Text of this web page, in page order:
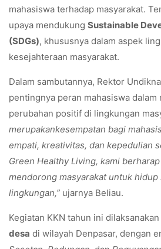
mahasiswa terhadap masyarakat.
upaya mendukung Sustainable
(SDGs), khususnya dalam aspek
kesejahteraan masyarakat.
Dalam sambutannya, Rektor
pentingnya peran mahasiswa dalam
perubahan positif di lingkungan
merupakankesempatan bagi
empati, kreativitas, dan kepedulian
Green Healthy Living, kami
mendorong masyarakat untuk
lingkungan,” ujarnya Beliau.
Kegiatan KKN tahun ini dilaksanakan
desa di wilayah Denpasar, dengan